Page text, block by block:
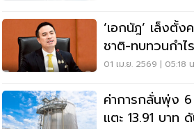
‘เอกนัฎ’ เล็งตั้
ชาติ-ทบทวนกำไ
01 เม.ย. 2569 | 05:18
ค่าการกลั่นพุ่ง
แตะ 13.91 บาท